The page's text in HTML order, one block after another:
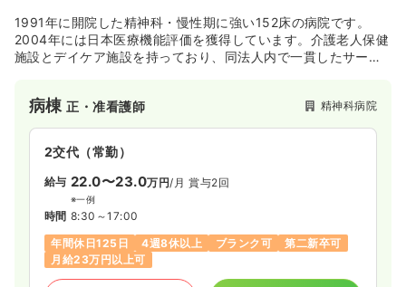
1991年に開院した精神科・慢性期に強い152床の病院です。
2004年には日本医療機能評価を獲得しています。介護老人保健
施設とデイケア施設を持っており、同法人内で一貫したサービ
の為に貢献しています。
病棟正・准看護師 精神科病院
2交代（常勤）
給与 22.0〜23.0万円/月 賞与2回
※一例
時間 8:30～17:00
年間休日125日
4週8休以上 ブランク可
第二新卒可
月給23万円以上可